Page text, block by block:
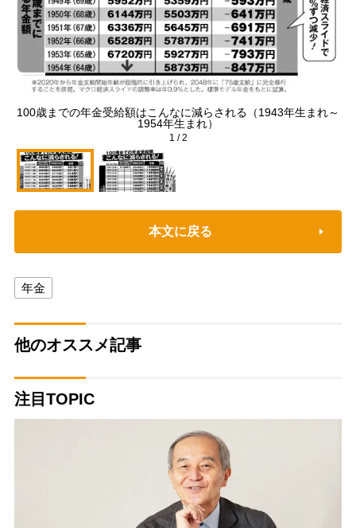
100歳までの年金受給額はこんなに減らされる（1943年生まれ～
1954年生まれ）
1 /2
本文に戻る
年金
他のオススメ記事
注目TOPIC